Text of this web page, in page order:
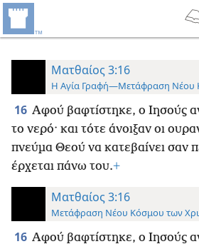
Ματθαίος 3:16
Η Αγία Γραφή—Μετάφραση Νέου
16 Αφού βαφτίστηκε, ο Ιησούς
το νερό· και τότε άνοιξαν οι
πνεύμα Θεού να κατεβαίνει σαν
έρχεται πάνω του.+
Ματθαίος 3:16
Μετάφραση Νέου Κόσμου των
16 Αφού βαφτίστηκε, ο Ιησούς